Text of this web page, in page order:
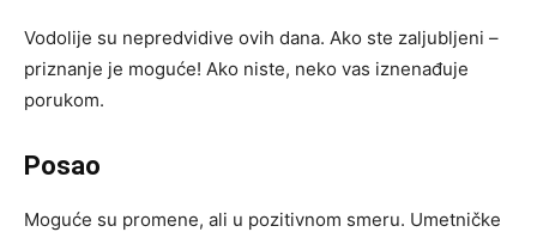
Vodolije su nepredvidive ovih dana. Ako ste zaljubljeni –
priznanje je moguće! Ako niste, neko vas iznenađuje
porukom.
Posao
Moguće su promene, ali u pozitivnom smeru. Umetničke